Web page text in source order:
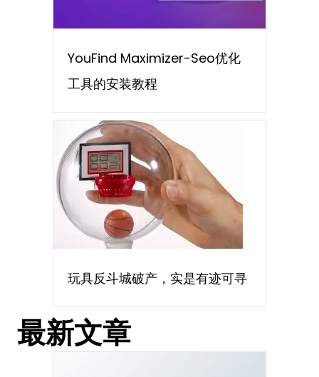
YouFind Maximizer-Seo优化
工具的安装教程
玩具反斗城破产，实是有迹可寻
最新文章